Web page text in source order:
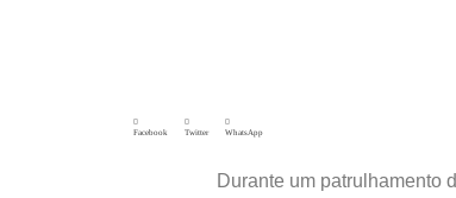
Facebook Twitter WhatsApp
Durante um patrulhamento